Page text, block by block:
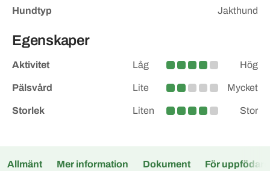
Hundtyp Jakthund
Egenskaper
Aktivitet Låg
Medelhög
Hög
Pälsvård Lite
Lite större
Mycket
Storlek Liten
Medelstor
Stor
Allmänt Mer information Dokument För uppfödare